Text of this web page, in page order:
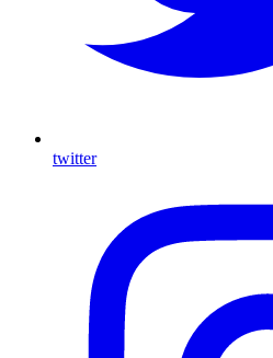
twitter